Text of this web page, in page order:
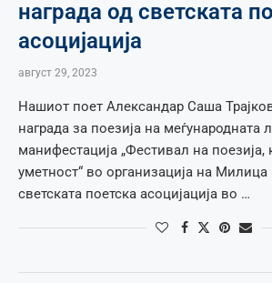
награда од светската
асоцијација
август 29, 2023
Нашиот поет Александар Саша
награда за поезија на меѓународната
манифестација „Фестивал на поезија,
уметност“ во организација на Милица
светската поетска асоцијација во …